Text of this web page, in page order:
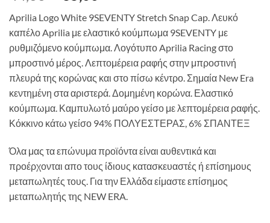
price
was:
44,00 €.
τιμή
είναι:
35,00 €.
Aprilia Logo White 9SEVENTY Stretch Snap Cap.Λευκό
καπέλο Aprilia με ελαστικό κούμπωμα 9SEVENTY με
ρυθμιζόμενο κούμπωμα. Λογότυπο Aprilia Racing στο
μπροστινό μέρος. Λεπτομέρεια ραφής στην μπροστινή
πλευρά της κορώνας και στο πίσω κέντρο. Σημαία New Era
κεντημένη στα αριστερά. Δομημένη κορώνα. Ελαστικό
κούμπωμα. Καμπυλωτό μαύρο γείσο με λεπτομέρεια ραφής.
Κόκκινο κάτω γείσο 94% ΠΟΛΥΕΣΤΕΡΑΣ, 6% ΣΠΑΝΤΕΞ
Όλα μας τα επώνυμα προϊόντα είναι αυθεντικά και
προέρχονται απο τους ίδιους κατασκευαστές ή επίσημους
μεταπωλητές τους. Για την Ελλάδα είμαστε επίσημος
μεταπωλητής της NEW ERA.